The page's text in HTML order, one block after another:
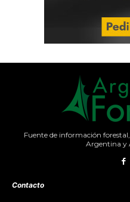
Fuente de información
Argentina y
Contacto